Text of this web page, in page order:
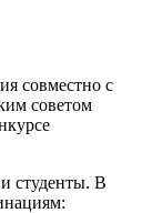
совместно с
советом
студенты. В